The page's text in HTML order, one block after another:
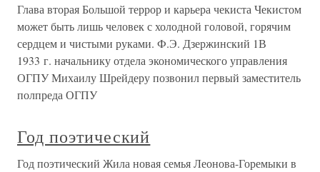
Глава вторая Большой террор и карьера чекиста Чекистом
может быть лишь человек с холодной головой, горячим
сердцем и чистыми руками. Ф.Э. Дзержинский 1В
1933 г. начальнику отдела экономического управления
ОГПУ Михаилу Шрейдеру позвонил первый заместитель
полпреда ОГПУ
Год поэтический
Год поэтический Жила новая семья Леонова-Горемыки в